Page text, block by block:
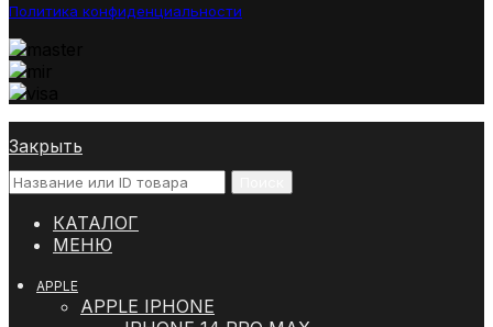
Политика конфиденциальности
Закрыть
КАТАЛОГ
МЕНЮ
APPLE
APPLE IPHONE